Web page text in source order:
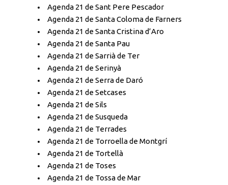
Agenda 21 de Sant Pere Pescador
Agenda 21 de Santa Coloma de Farners
Agenda 21 de Santa Cristina d’Aro
Agenda 21 de Santa Pau
Agenda 21 de Sarrià de Ter
Agenda 21 de Serinyà
Agenda 21 de Serra de Daró
Agenda 21 de Setcases
Agenda 21 de Sils
Agenda 21 de Susqueda
Agenda 21 de Terrades
Agenda 21 de Torroella de Montgrí
Agenda 21 de Tortellà
Agenda 21 de Toses
Agenda 21 de Tossa de Mar